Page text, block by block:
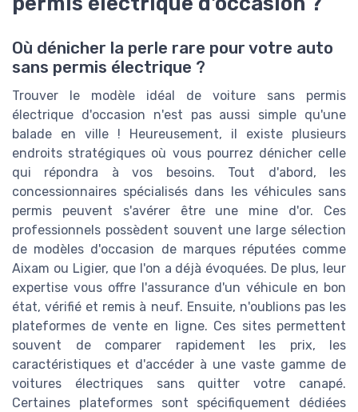
Où dénicher la perle rare pour votre auto
sans permis électrique ?
Trouver le modèle idéal de voiture sans permis
électrique d'occasion n'est pas aussi simple qu'une
balade en ville ! Heureusement, il existe plusieurs
endroits stratégiques où vous pourrez dénicher celle
qui répondra à vos besoins. Tout d'abord, les
concessionnaires spécialisés dans les véhicules sans
permis peuvent s'avérer être une mine d'or. Ces
professionnels possèdent souvent une large sélection
de modèles d'occasion de marques réputées comme
Aixam ou Ligier, que l'on a déjà évoquées. De plus, leur
expertise vous offre l'assurance d'un véhicule en bon
état, vérifié et remis à neuf. Ensuite, n'oublions pas les
plateformes de vente en ligne. Ces sites permettent
souvent de comparer rapidement les prix, les
caractéristiques et d'accéder à une vaste gamme de
voitures électriques sans quitter votre canapé.
Certaines plateformes sont spécifiquement dédiées